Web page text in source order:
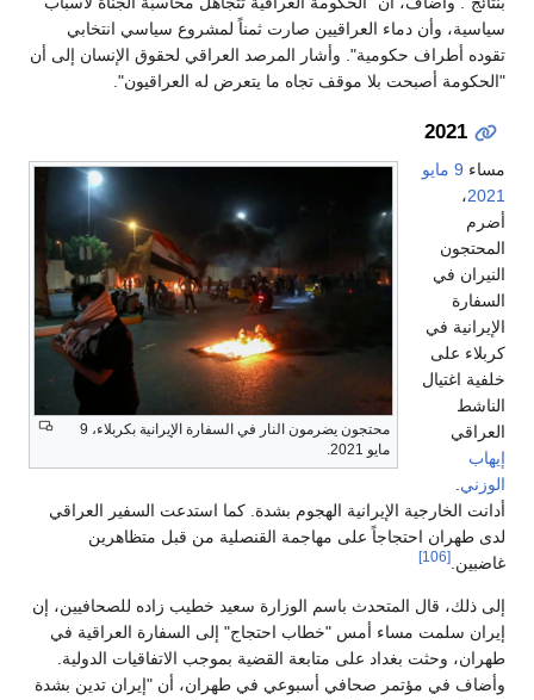
سياسية، وأن دماء العراقيين صارت ثمناً لمشروع سياسي انتخابي
تقوده أطراف حكومية". وأشار المرصد العراقي لحقوق الإنسان إلى أن
"الحكومة أصبحت بلا موقف تجاه ما يتعرض له العراقيون".
2021
محتجون يضرمون النار في السفارة الإيرانية بكربلاء، 9
مايو 2021.
مساء 9 مايو
2021،
أضرم
المحتجون
النيران في
السفارة
الإيرانية في
كربلاء على
خلفية اغتيال
الناشط
العراقي
إيهاب
الوزني
أدانت الخارجية الإيرانية الهجوم بشدة. كما استدعت السفير العراقي
لدى طهران احتجاجاً على مهاجمة القنصلية من قبل متظاهرين
غاضبين. [106]
إلى ذلك، قال المتحدث باسم الوزارة سعيد خطيب زاده للصحافيين، إن
إيران سلمت مساء أمس "خطاب احتجاج" إلى السفارة العراقية في
طهران، وحثت بغداد على متابعة القضية بموجب الاتفاقيات الدولية.
وأضاف في مؤتمر صحافي أسبوعي في طهران، أن "إيران تدين بشدة